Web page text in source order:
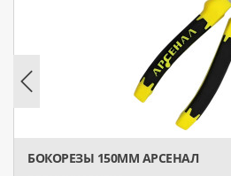
БОКОРЕЗЫ 150ММ АРСЕНАЛ